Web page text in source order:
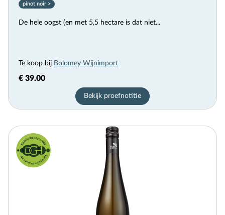
pinot noir >
De hele oogst (en met 5,5 hectare is dat niet...
Te koop bij Bolomey Wijnimport
€ 39.00
Bekijk proefnotitie